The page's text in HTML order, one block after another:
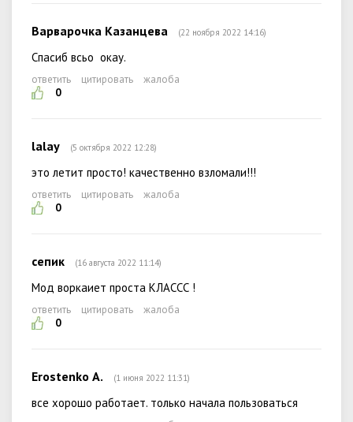
Варварочка Казанцева (22 ноября 2022 14:16)
Спасиб всьо окау.
ответить цитировать
жалоба
0
lalay (5 октября 2022 12:28)
это летит просто! качественно взломали!!!
ответить цитировать
жалоба
0
сепик (16 августа 2022 11:14)
Мод воркаиет проста КЛАССС !
ответить цитировать
жалоба
0
Erostenko А. (1 июня 2022 11:31)
все хорошо работает. только начала пользоваться